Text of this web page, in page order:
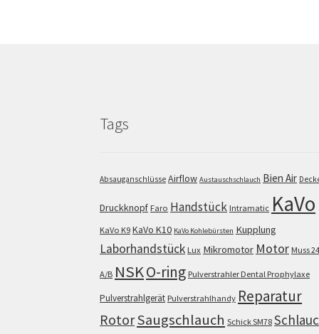
Tags
Absauganschlüsse Airflow Austauschschlauch Bien Air
Druckknopf Faro Handstück Intramatic KaVo
KaVo K9 KaVo K10 KaVo Kohlebürsten Kupplung
Laborhandstück Lux Mikromotor Motor Muss
A/B NSKO-ring Pulverstrahler Dental Prophylaxe
Pulverstrahlgerät Pulverstrahlhandy Reparatur
RotorSaugschlauch Schick SM78